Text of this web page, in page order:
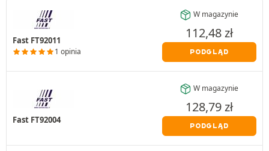
Fast FT92011
1 opinia
W magazynie
112,48zł
PODGLĄD
Fast FT92004
W magazynie
128,79zł
PODGLĄD